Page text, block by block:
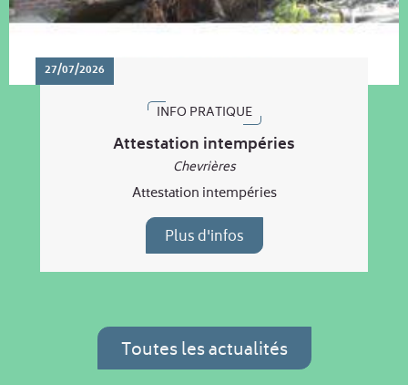
27/07/2026
INFO PRATIQUE
Attestation intempéries
Chevrières
Attestation intempéries
Plus d'infos
Toutes les actualités